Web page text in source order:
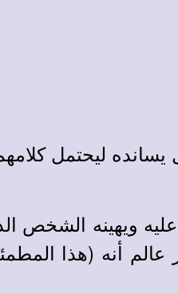
يسانده ليحتمل
ويهينه الشخص
عالم أنه (هذا